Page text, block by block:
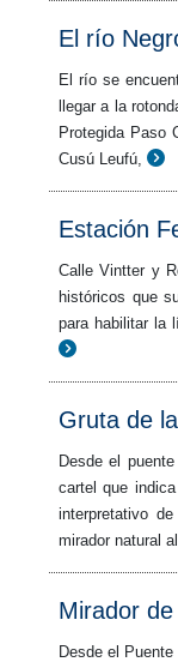
El río
El río se
llegar a la
Protegida Paso
Cusú Leufú,
Estación
Calle Vintter y
históricos que
para habilitar la
Gruta de
Desde el
cartel que
interpretativo
mirador natural
Mirador
Desde el